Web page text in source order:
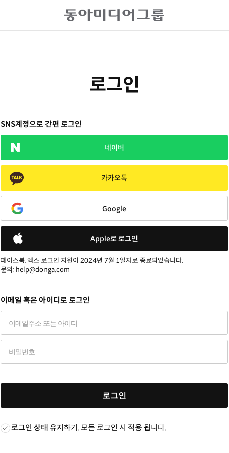
로그인
SNS계정으로 간편 로그인
네이버
카카오톡
Google
Apple로 로그인
페이스북, 엑스 로그인 지원이 2024년 7월 1일자로 종료되었습니다.
문의: help@donga.com
이메일 혹은 아이디로 로그인
로그인
로그인 상태 유지하기. 모든 로그인 시 적용 됩니다.